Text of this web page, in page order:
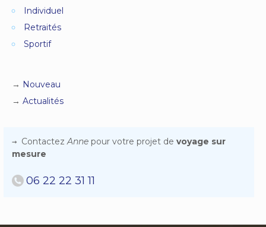
Individuel
Retraités
Sportif
Nouveau
Actualités
ContactezAnne pour votre projet de voyage sur
mesure
06 22 22 31 11